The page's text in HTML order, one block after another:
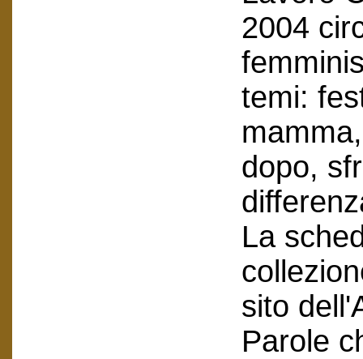
2004
temi:
dopo,
La
sito
Parole